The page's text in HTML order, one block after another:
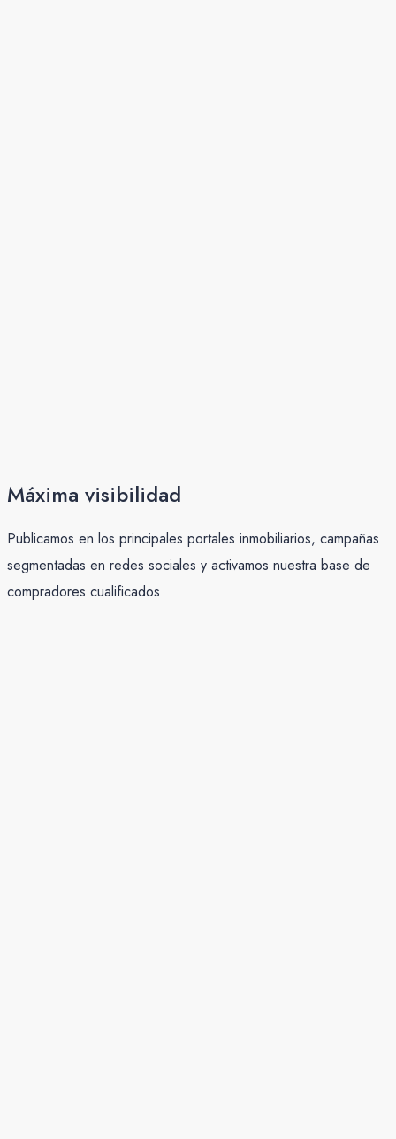
Máxima visibilidad
Publicamos en los principales portales inmobiliarios, campañas
segmentadas en redes sociales y activamos nuestra base de
compradores cualificados